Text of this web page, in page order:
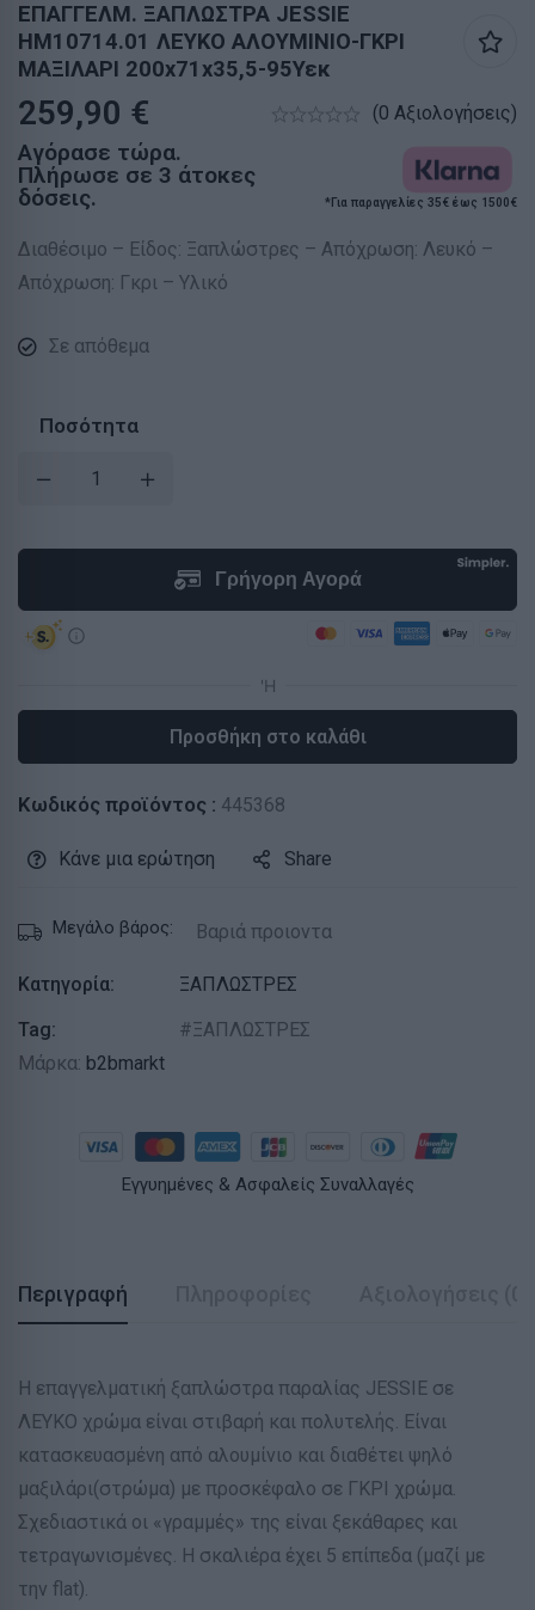
ΕΠΑΓΓΕΛΜ. ΞΑΠΛΩΣΤΡΑ JESSIE
HM10714.01 ΛΕΥΚΟ ΑΛΟΥΜΙΝΙΟ-ΓΚΡΙ
ΜΑΞΙΛΑΡΙ 200x71x35,5-95Υεκ
259,90 € (0 Αξιολογήσεις)
Αγόρασε τώρα.
Πλήρωσε σε 3 άτοκες
δόσεις.
*Για παραγγελίες 35€ έως 1500€
Διαθέσιμο – Είδος: Ξαπλώστρες – Απόχρωση: Λευκό –
Απόχρωση: Γκρι – Υλικό
Σε απόθεμα
Ποσότητα
Προσθήκη στο καλάθι
Κωδικός προϊόντος : 445368
Κάνε μια ερώτηση Share
Μεγάλο βάρος: Βαριά προιοντα
Κατηγορία:
ΞΑΠΛΩΣΤΡΕΣ
Tag:
ΞΑΠΛΩΣΤΡΕΣ
Μάρκα: b2bmarkt
Εγγυημένες & Ασφαλείς Συναλλαγές
Περιγραφή
Η επαγγελματική ξαπλώστρα παραλίας JESSIE σε
ΛΕΥΚΟ χρώμα είναι στιβαρή και πολυτελής. Είναι
κατασκευασμένη από αλουμίνιο και διαθέτει ψηλό
μαξιλάρι(στρώμα) με προσκέφαλο σε ΓΚΡΙ χρώμα.
Σχεδιαστικά οι «γραμμές» της είναι ξεκάθαρες και
τετραγωνισμένες. Η σκαλιέρα έχει 5 επίπεδα (μαζί με
την flat).